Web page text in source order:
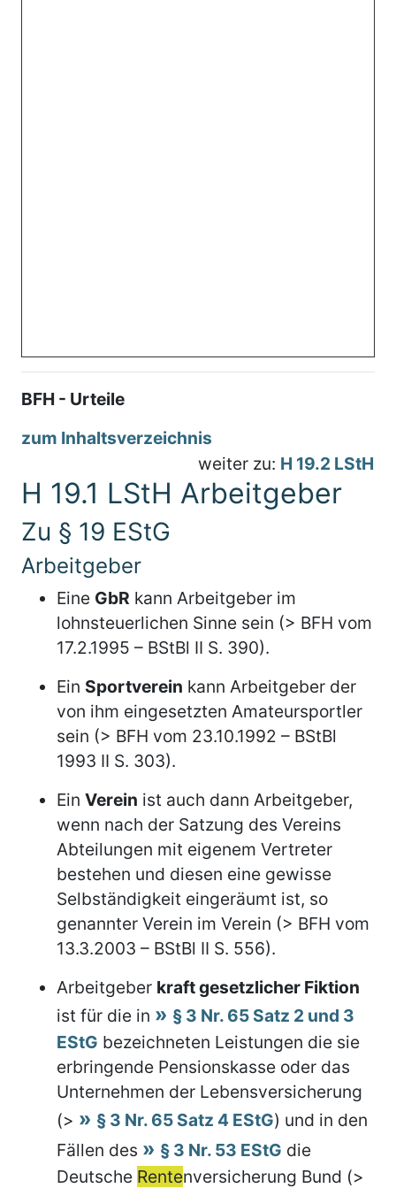
BFH - Urteile
zum Inhaltsverzeichnis
weiter zu: H 19.2 LStH
H 19.1 LStH Arbeitgeber
Zu § 19 EStG
Arbeitgeber
Eine GbR kann Arbeitgeber im
lohnsteuerlichen Sinne sein (> BFH vom
17.2.1995 – BStBl II S. 390).
Ein Sportverein kann Arbeitgeber der
von ihm eingesetzten Amateursportler
sein (> BFH vom 23.10.1992 – BStBl
1993 II S. 303).
Ein Verein ist auch dann Arbeitgeber,
wenn nach der Satzung des Vereins
Abteilungen mit eigenem Vertreter
bestehen und diesen eine gewisse
Selbständigkeit eingeräumt ist, so
genannter Verein im Verein (> BFH vom
13.3.2003 – BStBl II S. 556).
Arbeitgeber kraft gesetzlicher Fiktion
ist für die in
§ 3 Nr. 65 Satz 2 und 3
EStG bezeichneten Leistungen die sie
erbringende Pensionskasse oder das
Unternehmen der Lebensversicherung
(>
§ 3 Nr. 65 Satz 4 EStG) und in den
Fällen des
§ 3 Nr. 53 EStG die
Deutsche Rentenversicherung Bund (>